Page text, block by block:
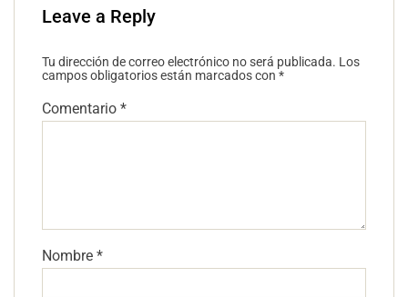
Leave a Reply
Tu dirección de correo electrónico no será publicada. Los
campos obligatorios están marcados con *
Comentario *
Nombre *